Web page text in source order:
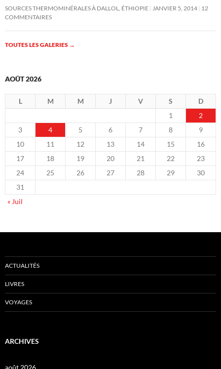
SOURCES THERMOMINÉRALES À DALLOL, ÉTHIOPIE JANVIER 5, 2014 12
COMMENTAIRES
TOUTES LES GALERIES →
AOÛT 2026
L M M J V S
D
1
2
3
4 5 6 7 8
9
10
11 12 13 14 15
16
17
18 19 20 21 22
23
24
25 26 27 28 29
30
31
« Juil
ACTUALITÉS
LIVRES
VOYAGES
ARCHIVES
août 2026